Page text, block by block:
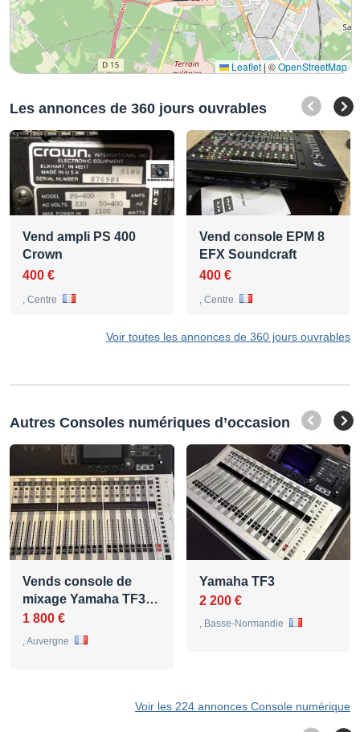
Leaflet|©OpenStreetMap
Les annonces de 360 jours ouvrables
Vend ampli PS 400
Crown
400 €
, Centre
Vend console EPM 8
EFX Soundcraft
400 €
, Centre
Voir toutes les annonces de 360 jours ouvrables
Autres Consoles numériques d’occasion
Vends console de
mixage Yamaha TF3…
1 800 €
, Auvergne
Yamaha TF3
2 200 €
, Basse-Normandie
Voir les 224 annonces Console numérique